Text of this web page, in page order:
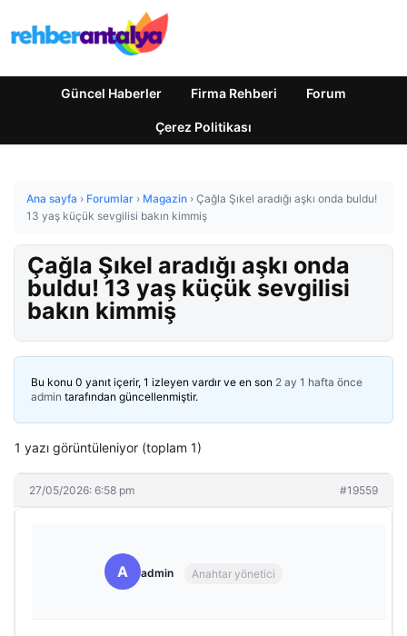
Güncel Haberler Firma Rehberi Forum
Çerez Politikası
Ana sayfa › Forumlar › Magazin › Çağla Şıkel aradığı aşkı onda buldu!
13 yaş küçük sevgilisi bakın kimmiş
Çağla Şıkel aradığı aşkı onda
buldu! 13 yaş küçük sevgilisi
bakın kimmiş
Bu konu 0 yanıt içerir, 1 izleyen vardır ve en son 2 ay 1 hafta önce
admin tarafından güncellenmiştir.
1 yazı görüntüleniyor (toplam 1)
27/05/2026: 6:58 pm #19559
A admin Anahtar yönetici